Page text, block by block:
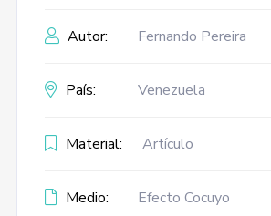
Autor: Fernando Pereira
País: Venezuela
Material: Artículo
Medio: Efecto Cocuyo